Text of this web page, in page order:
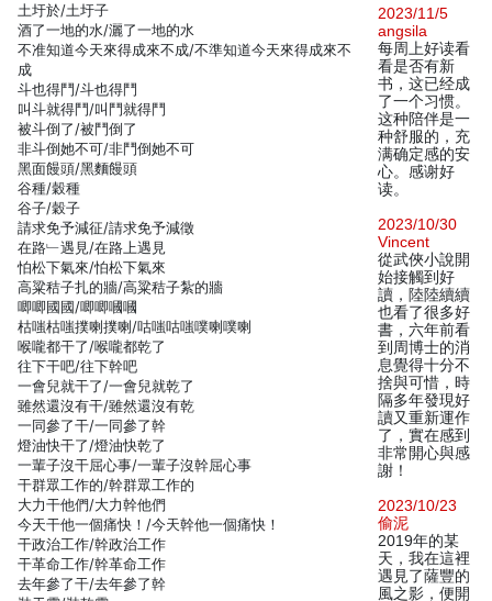
土圩於/土圩子
酒了一地的水/灑了一地的水
不准知道今天來得成來不成/不準知道今天來得成來不
成
斗也得鬥/斗也得鬥
叫斗就得鬥/叫鬥就得鬥
被斗倒了/被鬥倒了
非斗倒她不可/非鬥倒她不可
黑面饅頭/黑麵饅頭
谷種/穀種
谷子/穀子
請求免予減征/請求免予減徵
在路﹂遇見/在路上遇見
怕松下氣來/怕松下氣來
高粱秸子扎的牆/高粱秸子紮的牆
唧唧國國/唧唧嘓嘓
枯嗤枯嗤撲喇撲喇/咕嗤咕嗤噗喇噗喇
喉嚨都干了/喉嚨都乾了
往下干吧/往下幹吧
一會兒就干了/一會兒就乾了
雖然還沒有干/雖然還沒有乾
一同參了干/一同參了幹
燈油快干了/燈油快乾了
一輩子沒干屈心事/一輩子沒幹屈心事
干群眾工作的/幹群眾工作的
大力干他們/大力幹他們
今天干他一個痛快！/今天幹他一個痛快！
干政治工作/幹政治工作
干革命工作/幹革命工作
去年參了干/去年參了幹
2023/11/5
angsila
每周上好读看
看是否有新
书，这已经成
了一个习惯。
这种陪伴是一
种舒服的，充
满确定感的安
心。感谢好
读。
2023/10/30
Vincent
從武俠小說開
始接觸到好
讀，陸陸續續
也看了很多好
書，六年前看
到周博士的消
息覺得十分不
捨與可惜，時
隔多年發現好
讀又重新運作
了，實在感到
非常開心與感
謝！
2023/10/23
偷泥
2019年的某
天，我在這裡
遇見了薩豐的
風之影，便開